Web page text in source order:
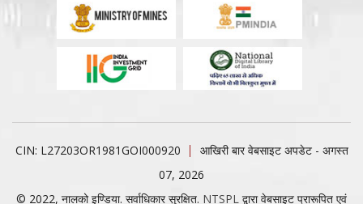
CIN: L27203OR1981GOI000920
आखिरी बार वेबसाइट अपडेट - अगस्त
07, 2026
© 2022, नालको इण्डिया. सर्वाधिकार सुरक्षित. NTSPL द्वारा वेबसाइट प्रारूपित एवं